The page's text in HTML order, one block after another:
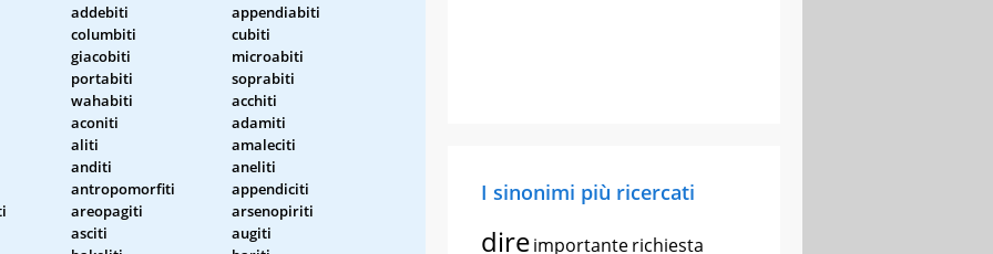
addebiti
appendiabiti
columbiti
cubiti
giacobiti
microabiti
portabiti
soprabiti
wahabiti
acchiti
aconiti
adamiti
aliti
amaleciti
anditi
aneliti
antropomorfiti
appendiciti
areopagiti
arsenopiriti
asciti
augiti
I sinonimi più ricercati
direimportanterichiesta